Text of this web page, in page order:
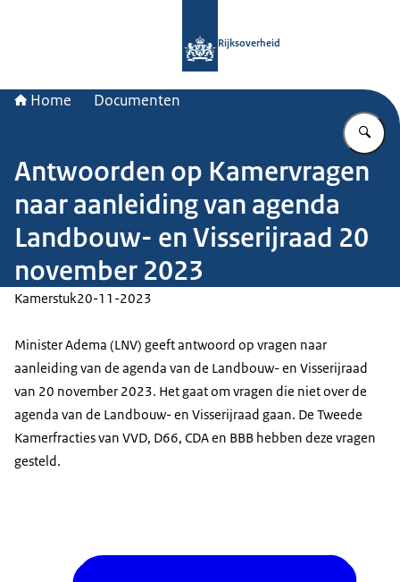
Rijksoverheid
Home Documenten
Antwoorden op Kamervragen
naar aanleiding van agenda
Landbouw- en Visserijraad 20
november 2023
Kamerstuk20-11-2023
Minister Adema (LNV) geeft antwoord op vragen naar
aanleiding van de agenda van de Landbouw- en Visserijraad
van 20 november 2023. Het gaat om vragen die niet over de
agenda van de Landbouw- en Visserijraad gaan. De Tweede
Kamerfracties van VVD, D66, CDA en BBB hebben deze vragen
gesteld.